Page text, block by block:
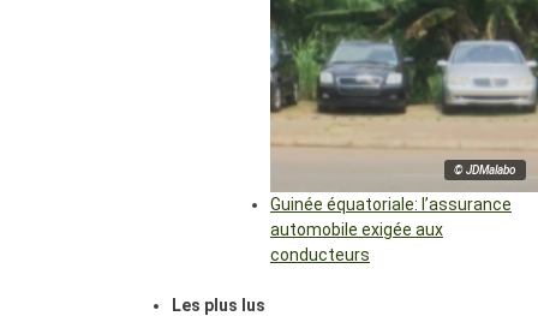
© JDMalabo
Guinée équatoriale: l’assurance
automobile exigée aux
conducteurs
Les plus lus